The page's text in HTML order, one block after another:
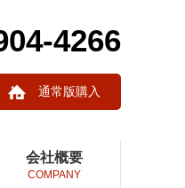
4266
通常版購入
会社概要
COMPANY